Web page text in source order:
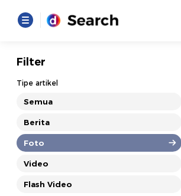
Filter
Tipe artikel
Semua
Berita
Foto
Video
Flash Video